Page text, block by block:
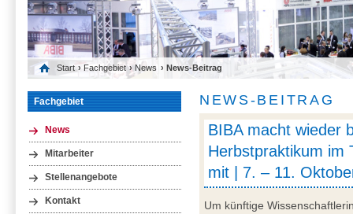
Start › Fachgebiet › News › News-Beitrag
Fachgebiet
News
Mitarbeiter
Stellenangebote
Kontakt
NEWS-BEITRAG
BIBA macht wieder
Herbstpraktikum im
mit | 7. – 11.
Um künftige